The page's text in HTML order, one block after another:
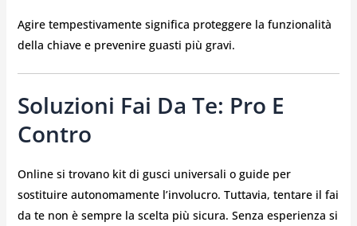
Agire tempestivamente significa proteggere la funzionalità
della chiave e prevenire guasti più gravi.
Soluzioni Fai Da Te: Pro E
Contro
Online si trovano kit di gusci universali o guide per
sostituire autonomamente l’involucro. Tuttavia, tentare il fai
da te non è sempre la scelta più sicura. Senza esperienza si